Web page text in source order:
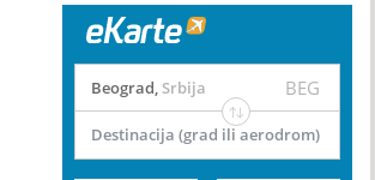
Beograd, Srbija BEG
Destinacija (grad ili aerodrom)